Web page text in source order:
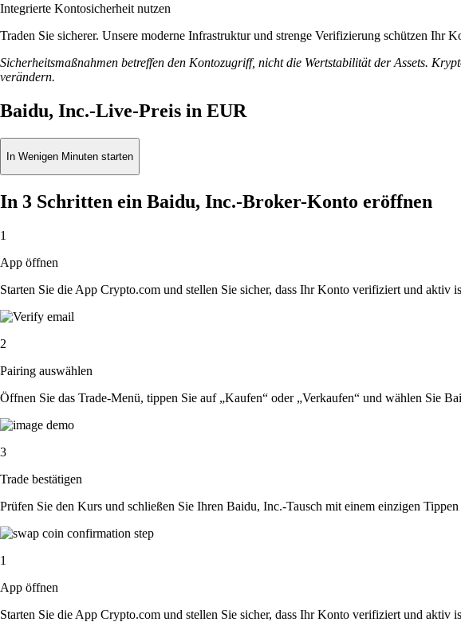
Integrierte Kontosicherheit nutzen
Traden Sie sicherer. Unsere moderne Infrastruktur und strenge Verifizierung schützen Ihr
Sicherheitsmaßnahmen betreffen den Kontozugriff, nicht die Wertstabilität der Assets.
verändern.
Baidu, Inc.-Live-Preis in EUR
In Wenigen Minuten starten
In 3 Schritten ein Baidu, Inc.-Broker-Konto eröffnen
1
App öffnen
Starten Sie die App Crypto.com und stellen Sie sicher, dass Ihr Konto verifiziert und aktiv
2
Pairing auswählen
Öffnen Sie das Trade-Menü, tippen Sie auf „Kaufen“ oder „Verkaufen“ und wählen Sie
3
Trade bestätigen
Prüfen Sie den Kurs und schließen Sie Ihren Baidu, Inc.-Tausch mit einem einzigen Tippen
1
App öffnen
Starten Sie die App Crypto.com und stellen Sie sicher, dass Ihr Konto verifiziert und aktiv